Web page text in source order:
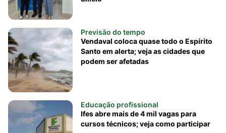
Previsão do tempo
Vendaval coloca quase todo o Espírito
Santo em alerta; veja as cidades que
podem ser afetadas
Educação profissional
Ifes abre mais de 4 mil vagas para
cursos técnicos; veja como participar